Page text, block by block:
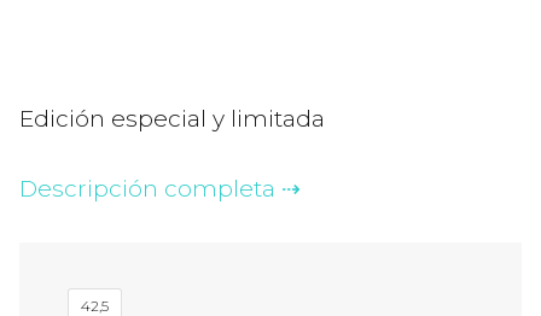
Edición especial y limitada
Descripción completa
42,5